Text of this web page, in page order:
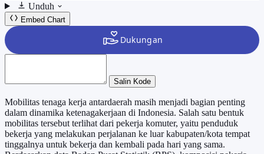
Unduh
Embed Chart
Salin Kode
Mobilitas tenaga kerja antardaerah masih menjadi bagian penting
dalam dinamika ketenagakerjaan di Indonesia. Salah satu bentuk
mobilitas tersebut terlihat dari pekerja komuter, yaitu penduduk
bekerja yang melakukan perjalanan ke luar kabupaten/kota tempat
tinggalnya untuk bekerja dan kembali pada hari yang sama.